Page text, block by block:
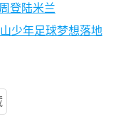
登陆米兰
少年足球梦想落地